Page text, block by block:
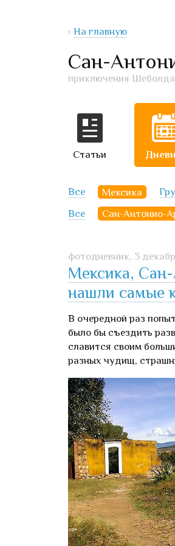
‹ На главную
Сан-
приключения
Статьи
Все Мексика
Все
Сан-Антонио-
фотодневник, 3
Мексика,
нашли самые
В очередной раз
было бы съездить
славится своим
разных чудищ,